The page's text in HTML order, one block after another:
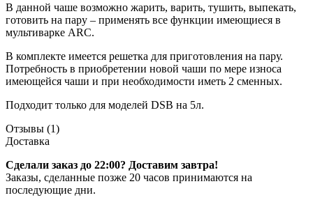
В данной чаше возможно жарить, варить, тушить, выпекать,
готовить на пару – применять все функции имеющиеся в
мультиварке ARC.
В комплекте имеется решетка для приготовления на пару.
Потребность в приобретении новой чаши по мере износа
имеющейся чаши и при необходимости иметь 2 сменных.
Подходит только для моделей DSB на 5л.
Отзывы (1)
Доставка
Сделали заказ до 22:00? Доставим завтра!
Заказы, сделанные позже 20 часов принимаются на
последующие дни.